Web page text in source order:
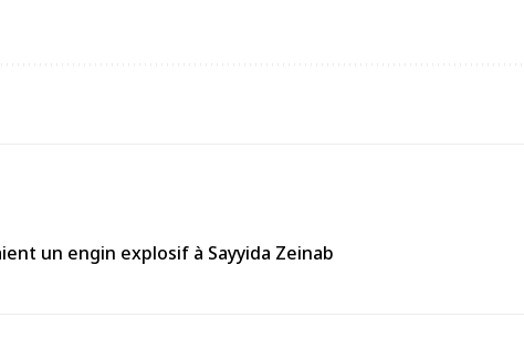
un engin explosif à Sayyida Zeinab